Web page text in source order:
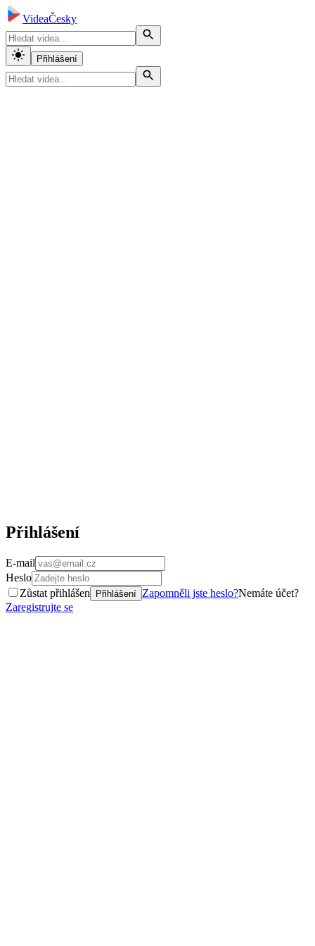
VideaČesky
Přihlášení
Přihlášení
E-mail
Heslo
Zůstat přihlášen
Přihlášení Zapomněli jste heslo?Nemáte účet?
Zaregistrujte se